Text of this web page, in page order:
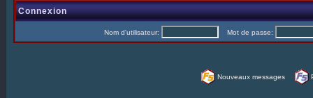
Connexion
Nom d'utilisateur: Mot de passe:
Nouveaux messages